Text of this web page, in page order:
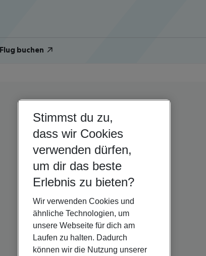
buchen
Stimmst du zu,
dass wir Cookies
verwenden dürfen,
um dir das beste
Erlebnis zu bieten?
Wir verwenden Cookies und
ähnliche Technologien, um
unsere Webseite für dich am
Laufen zu halten. Dadurch
können wir die Nutzung unserer